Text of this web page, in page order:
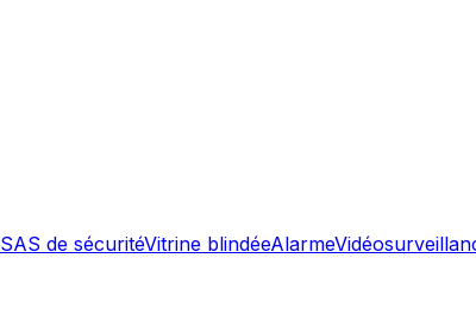
SAS de sécuritéVitrine blindéeAlarme